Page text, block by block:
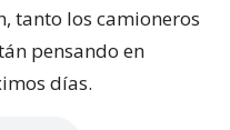
tanto los camioneros
pensando en
días.